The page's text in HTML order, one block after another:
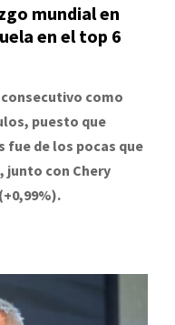
mundial en
en el top 6
como
puesto que
fue de los pocas que
junto con Chery